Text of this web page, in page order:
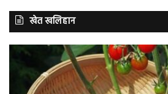
खेत खलिहान